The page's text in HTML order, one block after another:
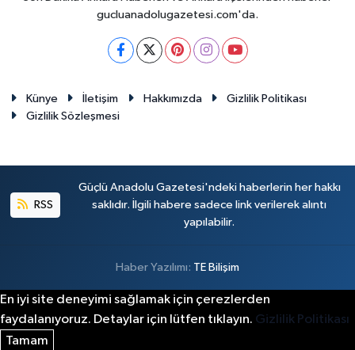
gucluanadolugazetesi.com'da.
Künye İletişim Hakkımızda
Gizlilik Politikası
Gizlilik Sözleşmesi
RSS
Güçlü Anadolu Gazetesi'ndeki haberlerin her hakkı
saklıdır. İlgili habere sadece link verilerek alıntı
yapılabilir.
Haber Yazılımı: TE Bilişim
En iyi site deneyimi sağlamak için çerezlerden
faydalanıyoruz. Detaylar için lütfen tıklayın. Gizlilik Politikası
Tamam